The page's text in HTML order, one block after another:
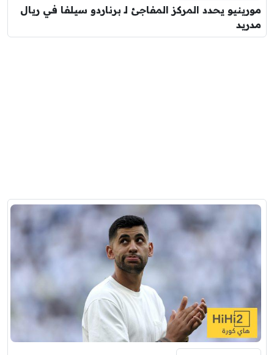
مورينيو يحدد المركز المفاجئ لـ برناردو سيلفا في ريال
مدريد